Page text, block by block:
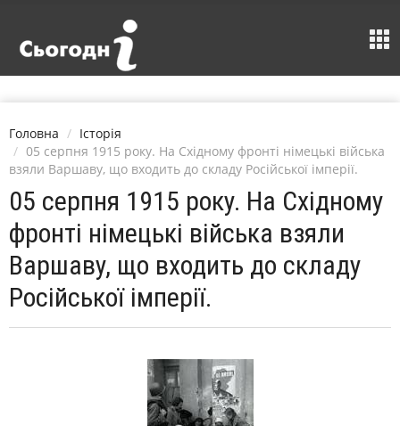
Головна
Історія
05 серпня 1915 року. На Східному фронті німецькі війська
взяли Варшаву, що входить до складу Російської імперії.
05 серпня 1915 року. На Східному
фронті німецькі війська взяли
Варшаву, що входить до складу
Російської імперії.